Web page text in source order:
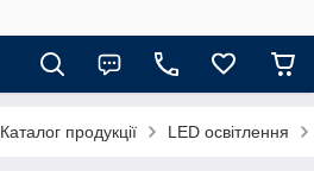
Каталог продукції LED освітлення